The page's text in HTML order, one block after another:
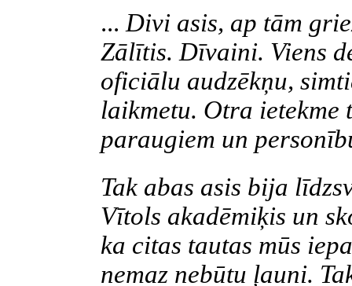
... Divi asis, ap tām
Zālītis. Dīvaini. Viens
oficiālu audzēkņu,
laikmetu. Otra ietekme
paraugiem un
Tak abas asis bija
Vītols akadēmiķis un
ka citas tautas mūs
nemaz nebūtu ļauni.